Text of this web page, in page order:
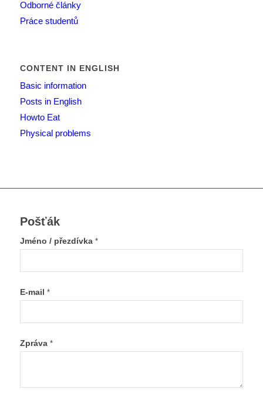
Odborné články
Práce studentů
CONTENT IN ENGLISH
Basic information
Posts in English
Howto Eat
Physical problems
Pošťák
Jméno / přezdívka *
E-mail *
Zpráva *